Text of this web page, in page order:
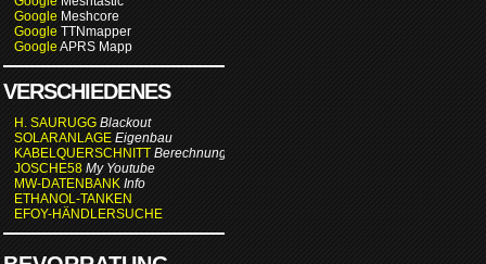
Google Meshcore
Google TTNmapper
Google APRS Mapp
VERSCHIEDENES
H. SAURUGG Blackout
SOLARANLAGE Eigenbau
KABELQUERSCHNITT Berechnung
JOSCHE58 My Youtube
MW-DATENBANK Info
ETHANOL-TANKEN
EFOY-HÄNDLERSUCHE